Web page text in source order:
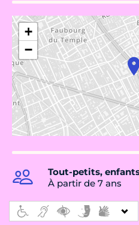
+
−
Tout-petits,
À partir de 7 ans